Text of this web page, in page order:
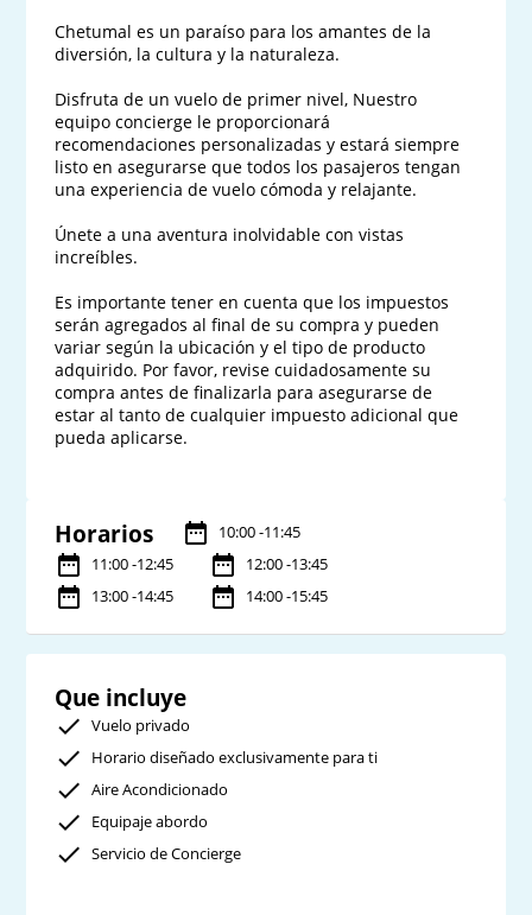
Chetumal es un paraíso para los amantes de la
diversión, la cultura y la naturaleza.
Disfruta de un vuelo de primer nivel, Nuestro
equipo concierge le proporcionará
recomendaciones personalizadas y estará siempre
listo en asegurarse que todos los pasajeros tengan
una experiencia de vuelo cómoda y relajante.
Únete a una aventura inolvidable con vistas
increíbles.
Es importante tener en cuenta que los impuestos
serán agregados al final de su compra y pueden
variar según la ubicación y el tipo de producto
adquirido. Por favor, revise cuidadosamente su
compra antes de finalizarla para asegurarse de
estar al tanto de cualquier impuesto adicional que
pueda aplicarse.
Horarios
10:00 -11:45
11:00 -12:45
12:00 -13:45
13:00 -14:45
14:00 -15:45
Que incluye
Vuelo privado
Horario diseñado exclusivamente para ti
Aire Acondicionado
Equipaje abordo
Servicio de Concierge